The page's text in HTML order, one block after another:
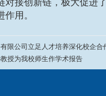
用。
限公司立足人才培养深化校企合
授为我校师生作学术报告